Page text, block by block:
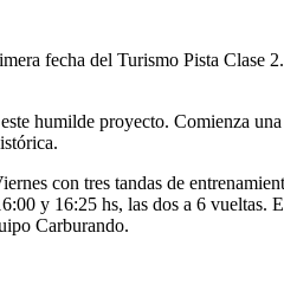
fecha del Turismo Pista Clase
humilde proyecto. Comienza
con tres tandas de
y 16:25 hs, las dos a 6
Carburando.